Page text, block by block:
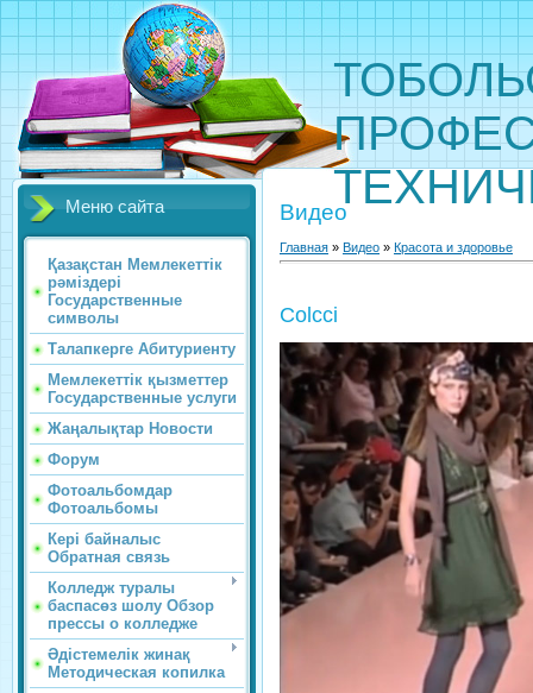
Меню сайта
Қазақстан Мемлекеттік
рәміздері
Государственные
символы
Талапкерге Абитуриенту
Мемлекеттік қызметтер
Государственные услуги
Жаңалықтар Новости
Форум
Фотоальбомдар
Фотоальбомы
Кері байналыс
Обратная связь
Колледж туралы
баспасөз шолу Обзор
прессы о колледже
Әдістемелік жинақ
Методическая копилка
Видео
Главная » Видео » Красота и здоровье
Colcci